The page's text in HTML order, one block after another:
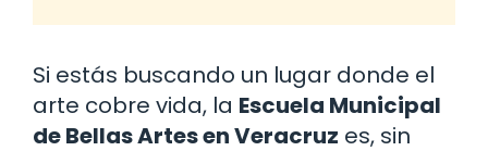
Si estás buscando un lugar donde el
arte cobre vida, la Escuela Municipal
de Bellas Artes en Veracruz es, sin